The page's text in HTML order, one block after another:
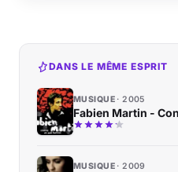
DANS LE MÊME ESPRIT
MUSIQUE 2005
Fabien Martin -
MUSIQUE 2009